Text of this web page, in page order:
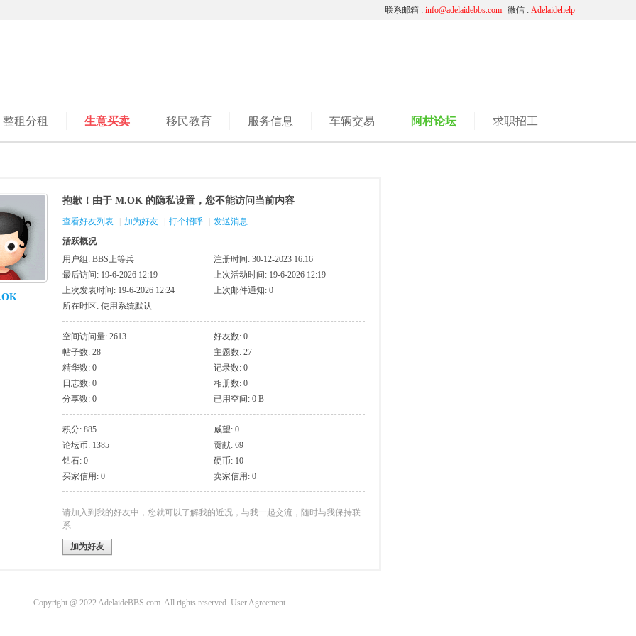
微信 : Adelaidehelp
联系邮箱 : info@adelaidebbs.com
整租分租 生意买卖 移民教育 服务信息 车辆交易 阿村论坛 求职招工
抱歉！由于 M.OK 的隐私设置，您不能访问当前内容
查看好友列表 加为好友 打个招呼
发送消息
活跃概况
用户组: BBS上等兵
注册时间: 30-12-2023 16:16
最后访问: 19-6-2026 12:19
上次活动时间: 19-6-2026 12:19
上次发表时间: 19-6-2026 12:24
上次邮件通知: 0
所在时区: 使用系统默认
空间访问量: 2613
好友数: 0
帖子数: 28
主题数: 27
精华数: 0
记录数: 0
日志数: 0
相册数: 0
分享数: 0
已用空间: 0 B
积分: 885
威望: 0
论坛币: 1385
贡献: 69
钻石: 0
硬币: 10
买家信用: 0
卖家信用: 0
请加入到我的好友中，您就可以了解我的近况，与我一起交流，随时与我保持联
系
加为好友
Copyright @ 2022 AdelaideBBS.com. All rights reserved. User Agreement